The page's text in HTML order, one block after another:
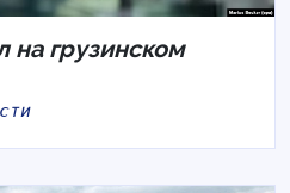
на грузинском